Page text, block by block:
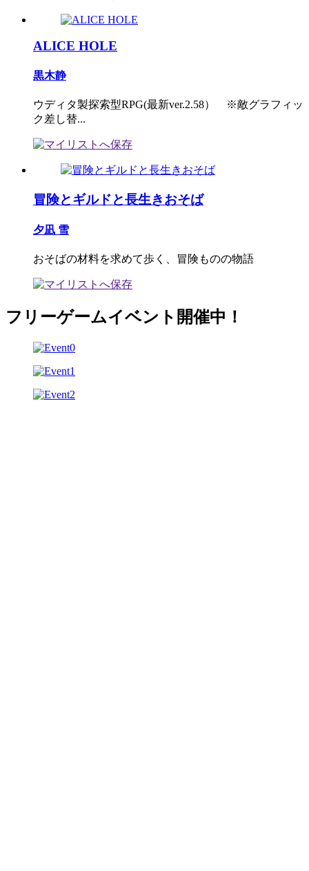
ALICE HOLE
黒木静
ウディタ製探索型RPG(最新ver.2.58） ※敵グラフィッ
ク差し替...
冒険とギルドと長生きおそば
夕凪 雪
おそばの材料を求めて歩く、冒険ものの物語
フリーゲームイベント開催中！